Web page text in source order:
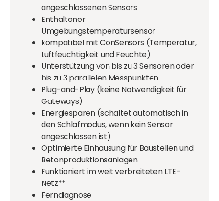
angeschlossenen Sensors
Enthaltener
Umgebungstemperatursensor
kompatibel mit ConSensors (Temperatur,
Luftfeuchtigkeit und Feuchte)
Unterstützung von bis zu 3 Sensoren oder
bis zu 3 parallelen Messpunkten
Plug-and-Play (keine Notwendigkeit für
Gateways)
Energiesparen (schaltet automatisch in
den Schlafmodus, wenn kein Sensor
angeschlossen ist)
Optimierte Einhausung für Baustellen und
Betonproduktionsanlagen
Funktioniert im weit verbreiteten LTE-
Netz**
Ferndiagnose